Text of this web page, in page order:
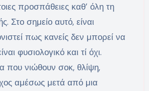
προσπάθειες καθ’ όλη τη
Στο σημείο αυτό, είναι
πως κανείς δεν μπορεί να
φυσιολογικό και τί όχι.
που νιώθουν σοκ, θλίψη,
αμέσως μετά από μια